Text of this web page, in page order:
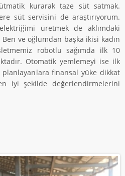
kurarak taze süt satmak.
süt servisini de araştırıyorum.
üretmek de aklımdaki
ve oğlumdan başka ikisi kadın
robotlu sağımda ilk 10
Otomatik yemlemeyi ise ilk
planlayanlara finansal yüke dikkat
iyi şekilde değerlendirmelerini